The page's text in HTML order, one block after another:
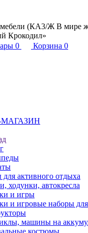
мебели (КА3/Ж В мире
Крокодил»
0 Корзина 0
для активного отдыха
ходунки, автокресла
и игры
и игровые наборы для
машины на
костюмы